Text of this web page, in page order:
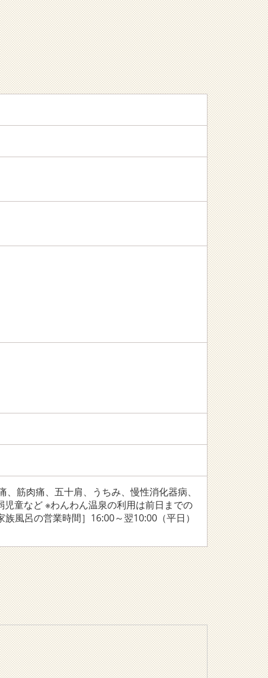
筋肉痛、五十肩、うちみ、慢性消化器病、
童など ※わんわん温泉の利用は前日までの
風呂の営業時間］16:00～翌10:00（平日）